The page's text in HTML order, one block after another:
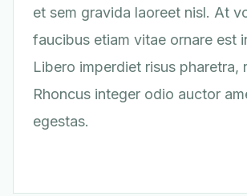
et sem gravida laoreet nisl. At
faucibus etiam vitae ornare est
Libero imperdiet risus pharetra,
Rhoncus integer odio auctor
egestas.